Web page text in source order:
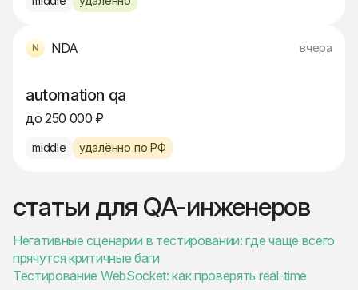
NDA вчера
automation qa
до 250 000 ₽
middle удалённо по РФ
статьи для QA-инженеров
Негативные сценарии в тестировании: где чаще всего
прячутся критичные баги
Тестирование WebSocket: как проверять real-time